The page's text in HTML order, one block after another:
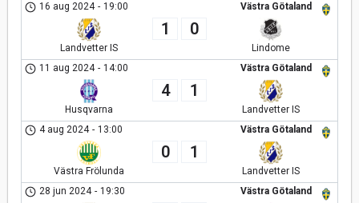
Västra Götaland
16 aug 2024 - 19:00
Landvetter IS
1 0
Lindome
Västra Götaland
11 aug 2024 - 14:00
Husqvarna
4 1
Landvetter IS
Västra Götaland
4 aug 2024 - 13:00
Västra Frölunda
0 1
Landvetter IS
Västra Götaland
28 jun 2024 - 19:30